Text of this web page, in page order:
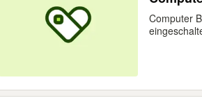
Computer